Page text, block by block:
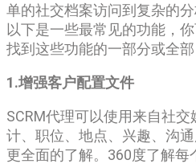
单的社交档案访问到复杂的
以下是一些最常见的功能，
找到这些功能的一部分或全部
1.增强客户配置文件
SCRM代理可以使用来自社
计、职位、地点、兴趣、沟
更全面的了解。360度了解